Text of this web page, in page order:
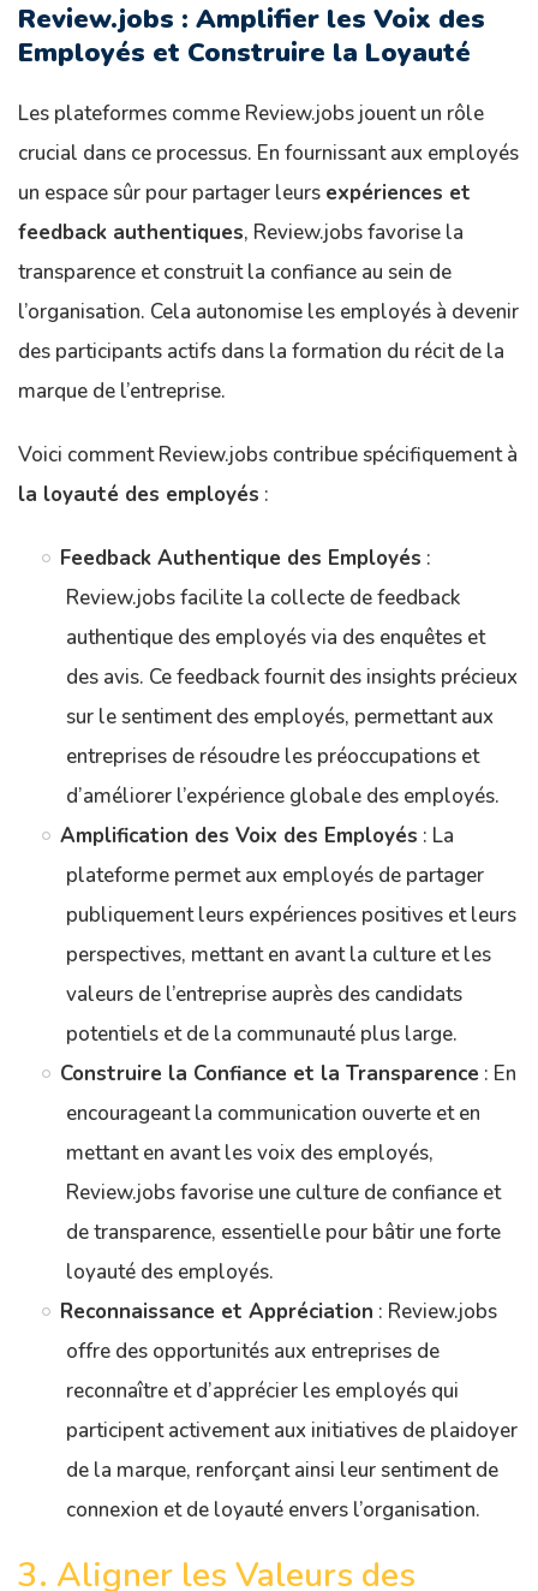
Review.jobs : Amplifier les Voix des
Employés et Construire la Loyauté
Les plateformes comme Review.jobs jouent un rôle
crucial dans ce processus. En fournissant aux employés
un espace sûr pour partager leurs expériences et
feedback authentiques, Review.jobs favorise la
transparence et construit la confiance au sein de
l’organisation. Cela autonomise les employés à devenir
des participants actifs dans la formation du récit de la
marque de l’entreprise.
Voici comment Review.jobs contribue spécifiquement à
la loyauté des employés :
Feedback Authentique des Employés :
Review.jobs facilite la collecte de feedback
authentique des employés via des enquêtes et
des avis. Ce feedback fournit des insights précieux
sur le sentiment des employés, permettant aux
entreprises de résoudre les préoccupations et
d’améliorer l’expérience globale des employés.
Amplification des Voix des Employés : La
plateforme permet aux employés de partager
publiquement leurs expériences positives et leurs
perspectives, mettant en avant la culture et les
valeurs de l’entreprise auprès des candidats
potentiels et de la communauté plus large.
Construire la Confiance et la Transparence : En
encourageant la communication ouverte et en
mettant en avant les voix des employés,
Review.jobs favorise une culture de confiance et
de transparence, essentielle pour bâtir une forte
loyauté des employés.
Reconnaissance et Appréciation : Review.jobs
offre des opportunités aux entreprises de
reconnaître et d’apprécier les employés qui
participent activement aux initiatives de plaidoyer
de la marque, renforçant ainsi leur sentiment de
connexion et de loyauté envers l’organisation.
3. Aligner les Valeurs des